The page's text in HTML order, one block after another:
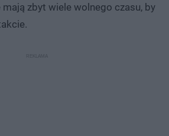
mają zbyt wiele wolnego czasu, by